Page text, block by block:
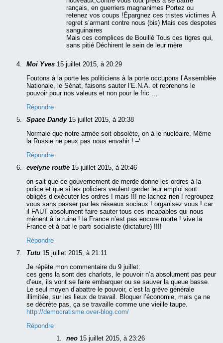
rançais, en guerriers magnanimes Portez ou
retenez vos coups !Épargnez ces tristes victimes À
regret s’armant contre nous (bis) Mais ces despotes
sanguinaires
Mais ces complices de Bouillé Tous ces tigres qui,
sans pitié Déchirent le sein de leur mère
Moi Yves 15 juillet 2015, à 20:29
Foutons à la porte les politiciens à la porte occupons l’Assemblée
Nationale, le Sénat, faisons sauter l’E.N.A. et reprenons le
pouvoir pour nos valeurs et non pour le fric …
Répondre
Space Dandy 15 juillet 2015, à 20:38
Normale que notre armée soit obsolète, on à le nucléaire. Même
la Russie ne peux pas nous envahir ! –‘
Répondre
evelyne roufie 15 juillet 2015, à 20:46
on sait que ce gouvernement de merde donne les ordres à la
police et que si les policiers veulent garder leur emploi sont
obligés d’exécuter les ordres ! mais !!! ne lachez rien ! regroupez
vous sans passer par les réseaux sociaux ! organisez vous ! car
il FAUT absolument faire sauter tous ces incapables qui nous
mènent à la ruine ! la France n’est pas encore morte ! vive la
France et à bat le parti socialiste (dictature) !!!!
Répondre
Tutu 15 juillet 2015, à 21:11
Je répète mon commentaire du 9 juillet:
ces gens la sont des charlots, le pouvoir n’a absolument pas peur
d’eux, ils vont se faire embarquer ou se sauver la queue basse.
Le seul moyen d’abattre le pouvoir, c’est la grève générale
illimitée, sur les lieux de travail. Bloquer l’économie, mais ça ne
se décrète pas, ça se travaille comme une vieille taupe.
http://democratisme.over-blog.com/
Répondre
neo 15 juillet 2015, à 23:26